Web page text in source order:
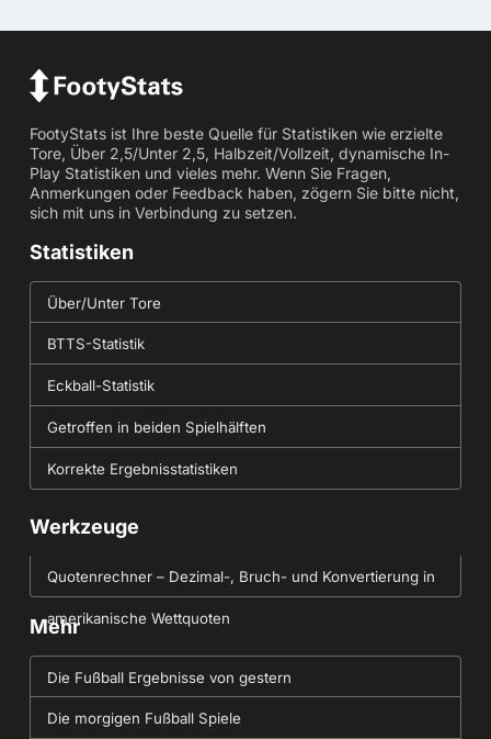
FootyStats ist Ihre beste Quelle für Statistiken wie erzielte
Tore, Über 2,5/Unter 2,5, Halbzeit/Vollzeit, dynamische In-
Play Statistiken und vieles mehr. Wenn Sie Fragen,
Anmerkungen oder Feedback haben, zögern Sie bitte nicht,
sich mit uns in Verbindung zu setzen.
Statistiken
Über/Unter Tore
BTTS-Statistik
Eckball-Statistik
Getroffen in beiden Spielhälften
Korrekte Ergebnisstatistiken
Werkzeuge
Quotenrechner – Dezimal-, Bruch- und Konvertierung in
amerikanische Wettquoten
Mehr
Die Fußball Ergebnisse von gestern
Die morgigen Fußball Spiele